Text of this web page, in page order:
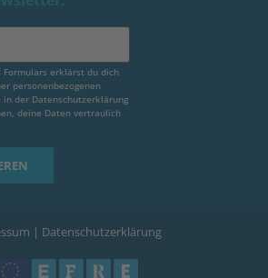
Formulars erklärst du dich
personenbezogenen
in der Datenschutzerklärung
deine Daten vertraulich
| Datenschutzerklärung